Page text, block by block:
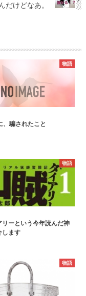
だけどなあ。
物語
、騙されたこと
物語
リーという今年読んだ神
します
物語